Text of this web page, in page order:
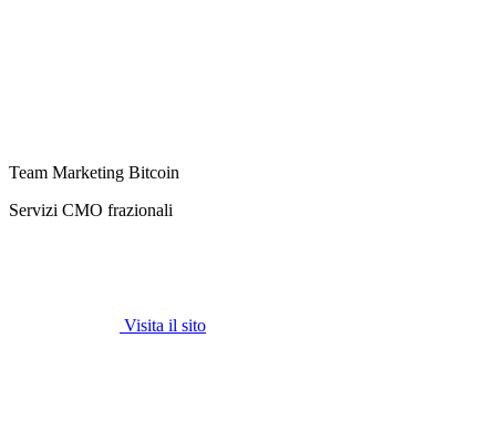
Team Marketing Bitcoin
Servizi CMO frazionali
Visita il sito